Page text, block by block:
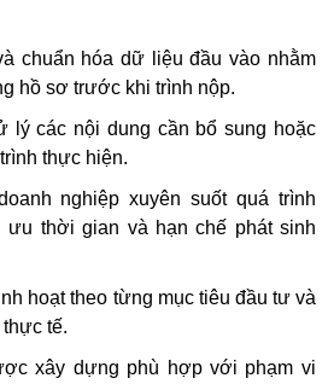
chuẩn hóa dữ liệu đầu vào nhằm
hồ sơ trước khi trình nộp.
lý các nội dung cần bổ sung hoặc
thực hiện.
nghiệp xuyên suốt quá trình
ưu thời gian và hạn chế phát sinh
hoạt theo từng mục tiêu đầu tư và
tế.
xây dựng phù hợp với phạm vi